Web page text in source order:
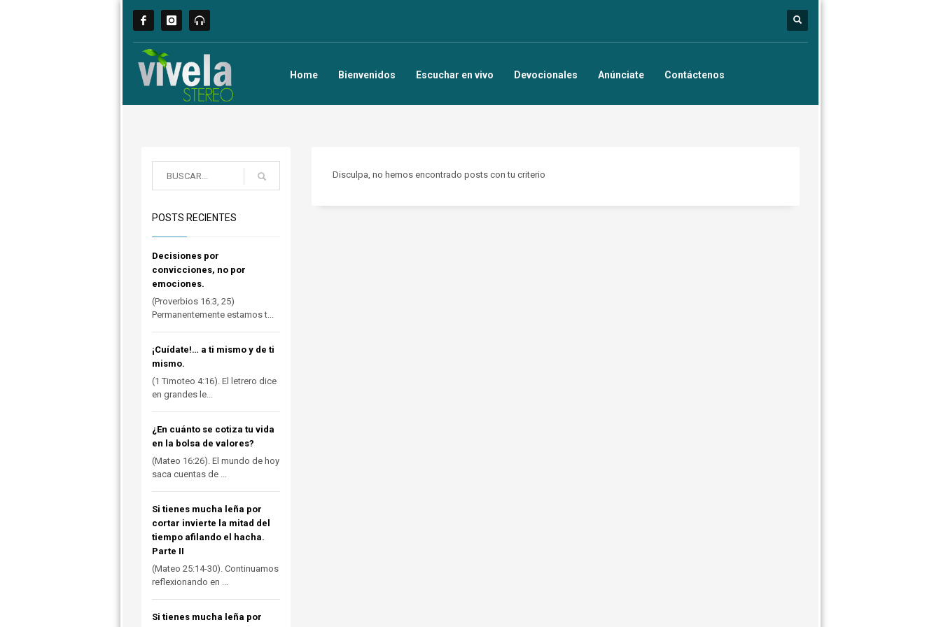
Home Bienvenidos Escuchar en vivo Devocionales Anúnciate Contáctenos
Disculpa, no hemos encontrado posts con tu criterio
POSTS RECIENTES
Decisiones por
convicciones, no por
emociones.
(Proverbios 16:3, 25)
Permanentemente estamos t...
¡Cuídate!… a ti mismo y de ti
mismo.
(1 Timoteo 4:16). El letrero dice
en grandes le...
¿En cuánto se cotiza tu vida
en la bolsa de valores?
(Mateo 16:26). El mundo de hoy
saca cuentas de ...
Si tienes mucha leña por
cortar invierte la mitad del
tiempo afilando el hacha.
Parte II
(Mateo 25:14-30). Continuamos
reflexionando en ...
Si tienes mucha leña por